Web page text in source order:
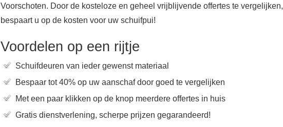
Voorschoten. Door de kosteloze en geheel vrijblijvende offertes te vergelijken,
bespaart u op de kosten voor uw schuifpui!
Voordelen op een rijtje
Schuifdeuren van ieder gewenst materiaal
Bespaar tot 40% op uw aanschaf door goed te vergelijken
Met een paar klikken op de knop meerdere offertes in huis
Gratis dienstverlening, scherpe prijzen gegarandeerd!